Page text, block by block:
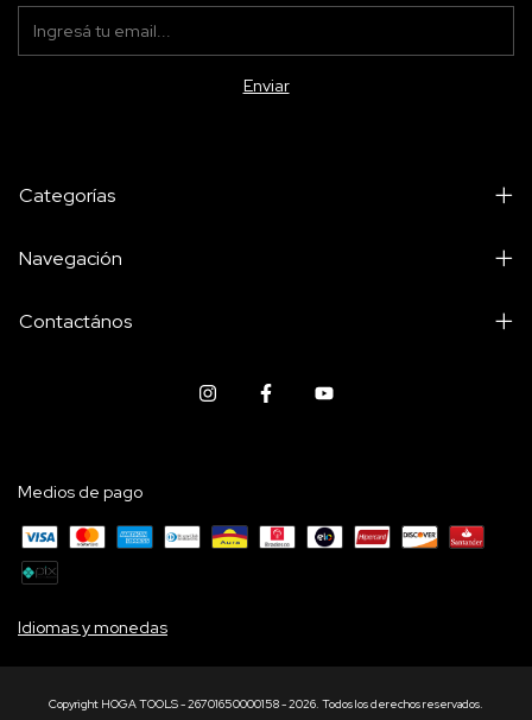
Categorías
Navegación
Contactános
Medios de pago
Idiomas y monedas
Copyright HOGA TOOLS - 26701650000158 - 2026. Todos los derechos reservados.